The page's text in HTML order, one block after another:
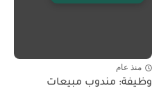
منذ عام
وظيفة: مندوب مبيعات